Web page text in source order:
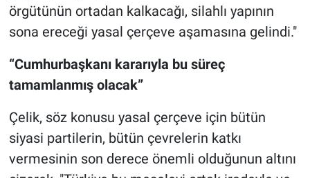
örgütünün ortadan kalkacağı, silahlı yapının
sona ereceği yasal çerçeve aşamasına gelindi."
“Cumhurbaşkanı kararıyla bu süreç
tamamlanmış olacak”
Çelik, söz konusu yasal çerçeve için bütün
siyasi partilerin, bütün çevrelerin katkı
vermesinin son derece önemli olduğunun altını